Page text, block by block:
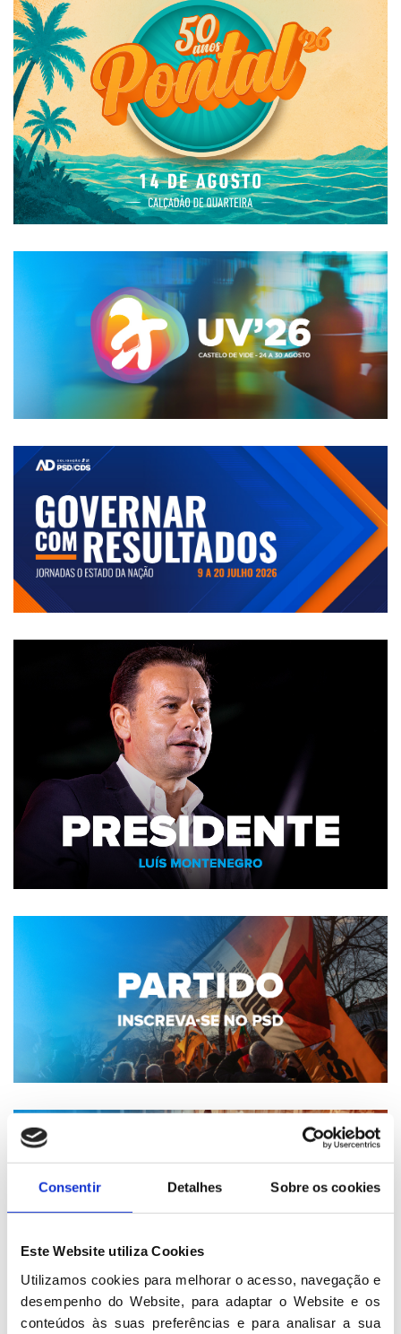
Consentir Detalhes Sobre os cookies
Este Website utiliza Cookies
Utilizamos cookies para melhorar o acesso, navegação e
desempenho do Website, para adaptar o Website e os
conteúdos às suas preferências e para analisar a sua